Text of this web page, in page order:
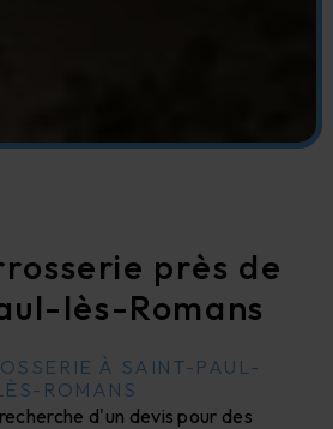
près de
lès-Romans
À SAINT-PAUL-
ROMANS
d'un devis pour des